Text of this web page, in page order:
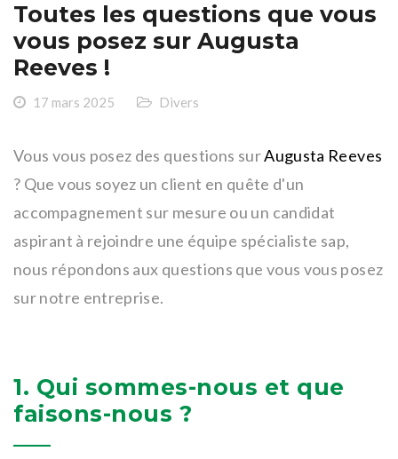
Toutes les questions que vous
vous posez sur Augusta
Reeves !
17 mars 2025 Divers
Vous vous posez des questions surAugusta Reeves
? Que vous soyez un client en quête d'un
accompagnement sur mesure ou un candidat
aspirant à rejoindre une équipe spécialiste sap,
nous répondons aux questions que vous vous posez
sur notre entreprise.
1. Qui sommes-nous et que
faisons-nous ?